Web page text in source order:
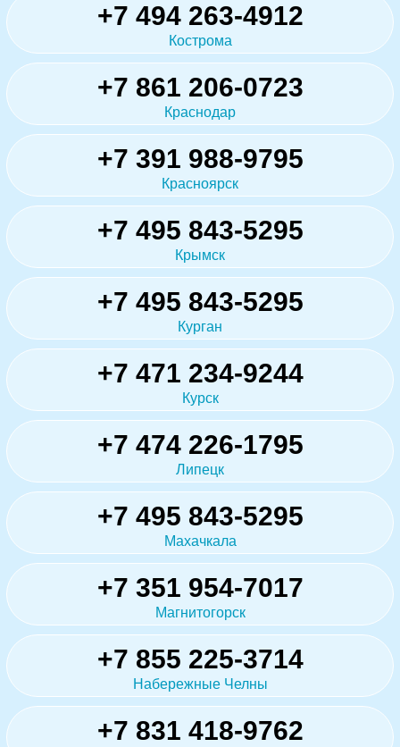
+7 494 263-4912
Кострома
+7 861 206-0723
Краснодар
+7 391 988-9795
Красноярск
+7 495 843-5295
Крымск
+7 495 843-5295
Курган
+7 471 234-9244
Курск
+7 474 226-1795
Липецк
+7 495 843-5295
Махачкала
+7 351 954-7017
Магнитогорск
+7 855 225-3714
Набережные Челны
+7 831 418-9762